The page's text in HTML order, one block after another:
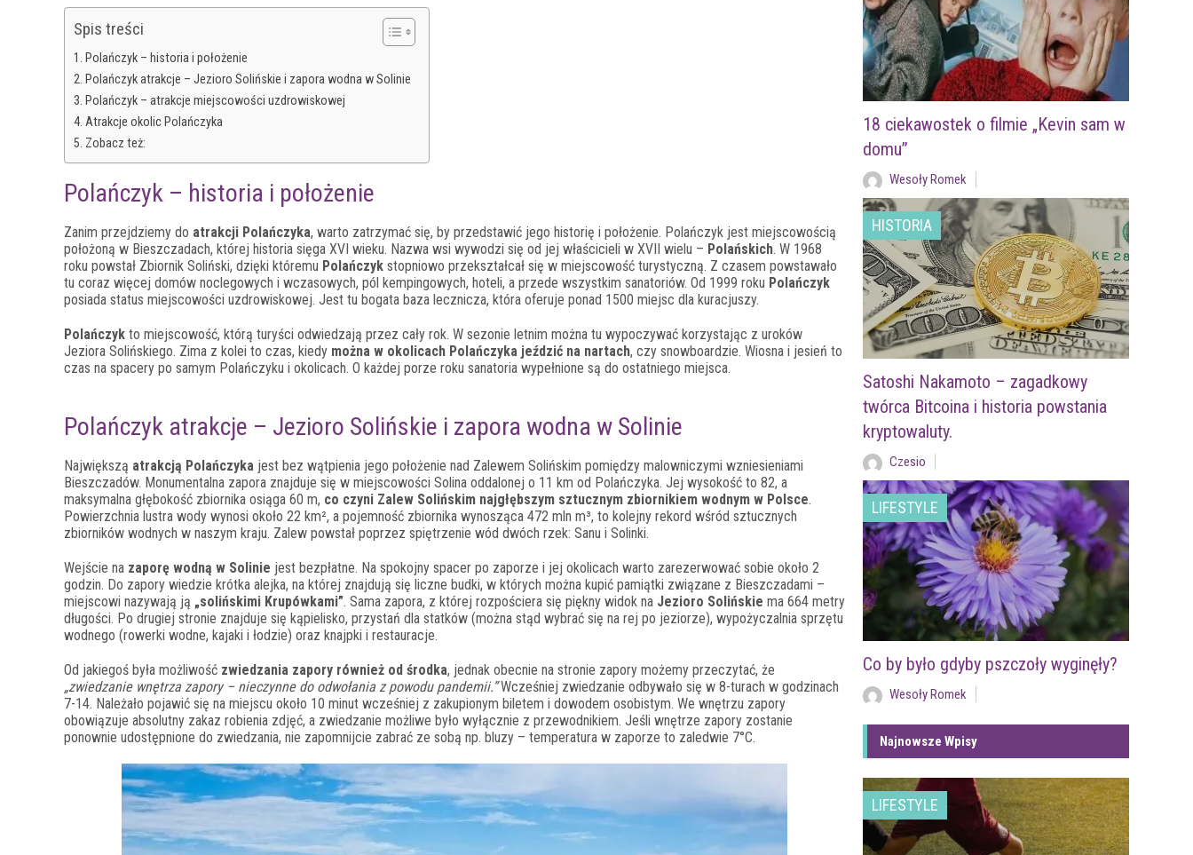
Spis treści
Polańczyk – historia i położenie
Polańczyk atrakcje – Jezioro Solińskie i zapora wodna w Solinie
Polańczyk – atrakcje miejscowości uzdrowiskowej
Atrakcje okolic Polańczyka
Zobacz też:
Polańczyk – historia i położenie
Zanim przejdziemy do atrakcji Polańczyka, warto zatrzymać się, by przedstawić jego historię i położenie. Polańczyk jest miejscowością
położoną w Bieszczadach, której historia sięga XVI wieku. Nazwa wsi wywodzi się od jej właścicieli w XVII wielu – Polańskich. W 1968
roku powstał Zbiornik Soliński, dzięki któremu Polańczyk stopniowo przekształcał się w miejscowość turystyczną. Z czasem powstawało
tu coraz więcej domów noclegowych i wczasowych, pól kempingowych, hoteli, a przede wszystkim sanatoriów. Od 1999 roku Polańczyk
posiada status miejscowości uzdrowiskowej. Jest tu bogata baza lecznicza, która oferuje ponad 1500 miejsc dla kuracjuszy.
Polańczyk to miejscowość, którą turyści odwiedzają przez cały rok. W sezonie letnim można tu wypoczywać korzystając z uroków
Jeziora Solińskiego. Zima z kolei to czas, kiedy można w okolicach Polańczyka jeździć na nartach, czy snowboardzie. Wiosna i jesień to
czas na spacery po samym Polańczyku i okolicach. O każdej porze roku sanatoria wypełnione są do ostatniego miejsca.
Polańczyk atrakcje – Jezioro Solińskie i zapora wodna w Solinie
Największą atrakcją Polańczyka jest bez wątpienia jego położenie nad Zalewem Solińskim pomiędzy malowniczymi wzniesieniami
Bieszczadów. Monumentalna zapora znajduje się w miejscowości Solina oddalonej o 11 km od Polańczyka. Jej wysokość to 82, a
maksymalna głębokość zbiornika osiąga 60 m, co czyni Zalew Solińskim najgłębszym sztucznym zbiornikiem wodnym w Polsce.
Powierzchnia lustra wody wynosi około 22 km², a pojemność zbiornika wynosząca 472 mln m³, to kolejny rekord wśród sztucznych
zbiorników wodnych w naszym kraju. Zalew powstał poprzez spiętrzenie wód dwóch rzek: Sanu i Solinki.
Wejście na zaporę wodną w Solinie jest bezpłatne. Na spokojny spacer po zaporze i jej okolicach warto zarezerwować sobie około 2
godzin. Do zapory wiedzie krótka alejka, na której znajdują się liczne budki, w których można kupić pamiątki związane z Bieszczadami –
miejscowi nazywają ją „solińskimi Krupówkami”. Sama zapora, z której rozpościera się piękny widok na Jezioro Solińskie ma 664 metry
długości. Po drugiej stronie znajduje się kąpielisko, przystań dla statków (można stąd wybrać się na rej po jeziorze), wypożyczalnia sprzętu
wodnego (rowerki wodne, kajaki i łodzie) oraz knajpki i restauracje.
Od jakiegoś była możliwość zwiedzania zapory również od środka, jednak obecnie na stronie zapory możemy przeczytać, że
„zwiedzanie wnętrza zapory – nieczynne do odwołania z powodu pandemii.”Wcześniej zwiedzanie odbywało się w 8-turach w godzinach
7-14. Należało pojawić się na miejscu około 10 minut wcześniej z zakupionym biletem i dowodem osobistym. We wnętrzu zapory
obowiązuje absolutny zakaz robienia zdjęć, a zwiedzanie możliwe było wyłącznie z przewodnikiem. Jeśli wnętrze zapory zostanie
ponownie udostępnione do zwiedzania, nie zapomnijcie zabrać ze sobą np. bluzy – temperatura w zaporze to zaledwie 7°C.
18 ciekawostek o filmie „Kevin sam w
domu”
Wesoły Romek
HISTORIA
Satoshi Nakamoto – zagadkowy
twórca Bitcoina i historia powstania
kryptowaluty.
Czesio
LIFESTYLE
Co by było gdyby pszczoły wyginęły?
Wesoły Romek
Najnowsze Wpisy
LIFESTYLE